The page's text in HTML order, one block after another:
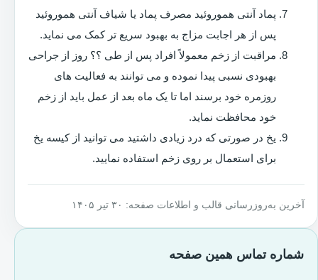
پماد آنتی هموروئید مصرف پماد یا شیاف آنتی هموروئید
پس از هر اجابت مزاج به بهبود سریع تر کمک می نماید.
مراقبت از زخم معمولاً افراد پس از طی ؟؟ روز از جراحی
بهبودی نسبی پیدا نموده و می توانند به فعالیت های
روزمره خود برسند اما تا یک ماه بعد از عمل باید از زخم
خود محافظت نماید.
یخ در صورتی که درد زیادی داشتید می توانید از کیسه یخ
برای استعمال بر روی زخم استفاده نمایید.
آخرین به‌روزرسانی قالب و اطلاعات صفحه: ۳۰ تیر ۱۴۰۵
شماره تماس همین صفحه